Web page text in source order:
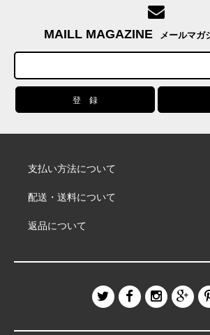
MAILL MAGAZINE メールマガ
支払い方法について
配送・送料について
返品について